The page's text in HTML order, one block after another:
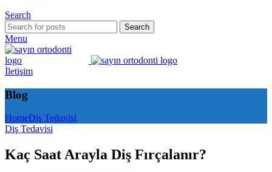
Search
Search
Menu
İletişim
Blog
HomeDiş Tedavisi
Diş Tedavisi
Kaç Saat Arayla Diş Fırçalanır?